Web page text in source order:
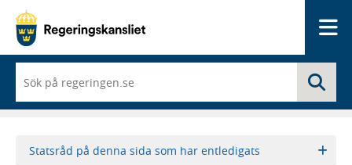
du
börjar
skriva
framträder
Statsråd på denna sida som har entledigats